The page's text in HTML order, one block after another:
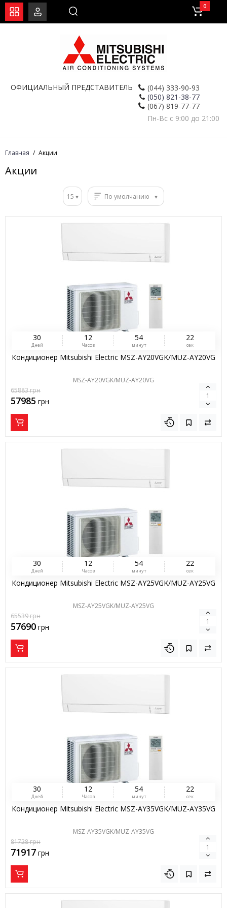
ОФИЦИАЛЬНЫЙ ПРЕДСТАВИТЕЛЬ
(044) 333-90-93
(050) 821-38-77
(067) 819-77-77
Пн-Вс с 9:00 до 21:00
0
Главная Акции
Акции
15 По умолчанию
30
Дней
1 2
Часов
54
минут
21
сек
Кондиционер Mitsubishi Electric MSZ-AY20VGK/MUZ-AY20VG
MSZ-AY20VGK/MUZ-AY20VG
65883грн
57985 грн
30
Дней
1 2
Часов
54
минут
21
сек
Кондиционер Mitsubishi Electric MSZ-AY25VGK/MUZ-AY25VG
MSZ-AY25VGK/MUZ-AY25VG
65539грн
57690 грн
30
Дней
1 2
Часов
54
минут
21
сек
Кондиционер Mitsubishi Electric MSZ-AY35VGK/MUZ-AY35VG
MSZ-AY35VGK/MUZ-AY35VG
81728грн
71917 грн